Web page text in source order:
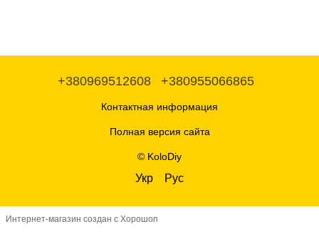
+380969512608 +380955066865
Контактная информация
Полная версия сайта
© KoloDiy
Укр Рус
Интернет-магазин создан с Хорошоп